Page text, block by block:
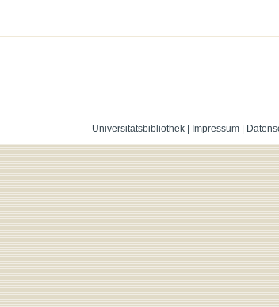
Universitätsbibliothek| Impressum|